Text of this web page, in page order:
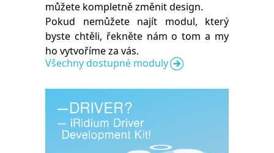
můžete kompletně změnit design.
Pokud nemůžete najít modul, který
byste chtěli, řekněte nám o tom a my
ho vytvoříme za vás.
Všechny dostupné moduly